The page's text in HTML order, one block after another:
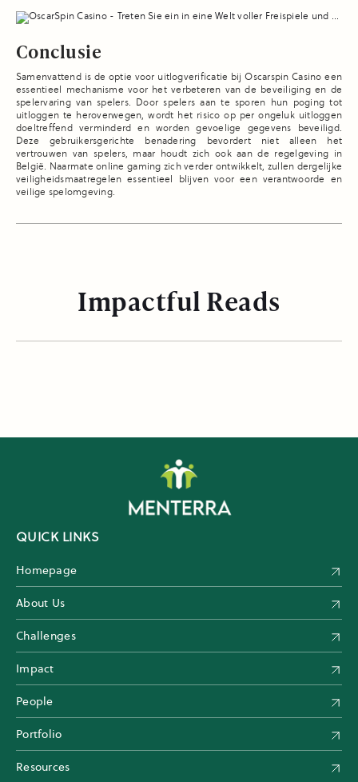
Conclusie
Samenvattend is de optie voor uitlogverificatie bij Oscarspin Casino een
essentieel mechanisme voor het verbeteren van de beveiliging en de
spelervaring van spelers. Door spelers aan te sporen hun poging tot
uitloggen te heroverwegen, wordt het risico op per ongeluk uitloggen
doeltreffend verminderd en worden gevoelige gegevens beveiligd.
Deze gebruikersgerichte benadering bevordert niet alleen het
vertrouwen van spelers, maar houdt zich ook aan de regelgeving in
België. Naarmate online gaming zich verder ontwikkelt, zullen dergelijke
veiligheidsmaatregelen essentieel blijven voor een verantwoorde en
veilige spelomgeving.
Impactful Reads
QUICK LINKS
Homepage
About Us
Challenges
Impact
People
Portfolio
Resources